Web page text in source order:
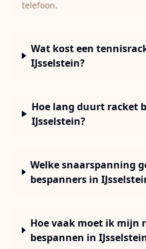
telefoon.
Wat kost een
IJsselstein?
Hoe lang duurt racket
IJsselstein?
Welke snaarspanning
bespanners in
Hoe vaak moet ik mijn
bespannen in